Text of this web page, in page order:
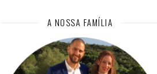
A NOSSA FAMÍLIA